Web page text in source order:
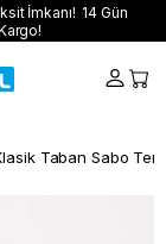
İmkanı! 14 Gün
Taban Sabo